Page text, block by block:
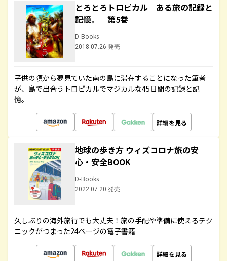
とろとろトロピカル ある旅の記録と
記憶。 第5巻
D-Books
2018.07.26 発売
子供の頃から夢見ていた南の島に滞在することになった筆者
が、島で出合うトロピカルでマジカルな45日間の記録と記
憶。
詳細を見る
地球の歩き方 ウィズコロナ旅の安
心・安全BOOK
D-Books
2022.07.20 発売
久しぶりの海外旅行でも大丈夫！旅の手配や準備に使えるテク
ニックがつまった24ページの電子書籍
詳細を見る